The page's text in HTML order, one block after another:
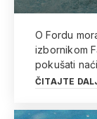
O Fordu
izbornikom
pokušati
ČITAJTE